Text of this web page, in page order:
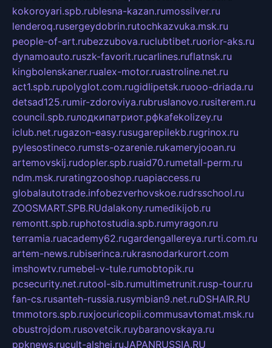
kokoroyari.spb.rublesna-kazan.rumossilver.ru
lenderoq.rusergeydobrin.rutochkazvuka.msk.ru
people-of-art.rubezzubova.ruclubtibet.ruorior-aks.ru
dynamoauto.ruszk-favorit.rucarlines.ruflatnsk.ru
kingbolenskaner.rualex-motor.ruastroline.net.ru
act1.spb.rupolyglot.com.rugidlipetsk.ruooo-driada.ru
detsad125.rumir-zdoroviya.rubruslanovo.rusiterem.ru
council.spb.ruлодкипатриот.рфkafekolizey.ru
iclub.net.rugazon-easy.rusugarepilekb.rugrinox.ru
pylesostineco.rumsts-ozarenie.rukameryjooan.ru
artemovskij.rudopler.spb.ruaid70.rumetall-perm.ru
ndm.msk.ruratingzooshop.ruapiaccess.ru
globalautotrade.infobezverhovskoe.rudrsschool.ru
ZOOSMART.SPB.RUdalakony.rumedikijob.ru
remontt.spb.ruphotostudia.spb.rumyragon.ru
terramia.ruacademy62.rugardengallereya.rurti.com.ru
artem-news.rubiserinca.rukrasnodarkurort.com
imshowtv.rumebel-v-tule.rumobtopik.ru
pcsecurity.net.rutool-sib.rumultimetrunit.rusp-tour.ru
fan-cs.rusanteh-russia.rusymbian9.net.ruDSHAIR.RU
tmmotors.spb.ruxjocuricopii.commusavtomat.msk.ru
obustrojdom.rusovetcik.ruybaranovskaya.ru
ppknews.rucult-alshei.ruJAPANRUSSIA.RU